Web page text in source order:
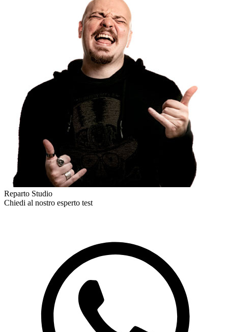
Reparto Studio
Chiedi al nostro esperto test